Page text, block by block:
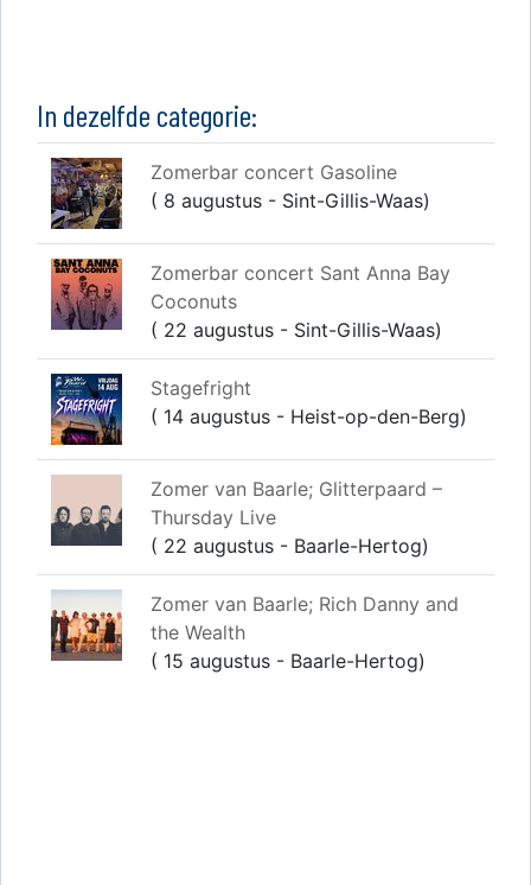
In dezelfde categorie:
Zomerbar concert Gasoline
( 8 augustus - Sint-Gillis-Waas)
Zomerbar concert Sant Anna Bay
Coconuts
( 22 augustus - Sint-Gillis-Waas)
Stagefright
( 14 augustus - Heist-op-den-Berg)
Zomer van Baarle; Glitterpaard –
Thursday Live
( 22 augustus - Baarle-Hertog)
Zomer van Baarle; Rich Danny and
the Wealth
( 15 augustus - Baarle-Hertog)